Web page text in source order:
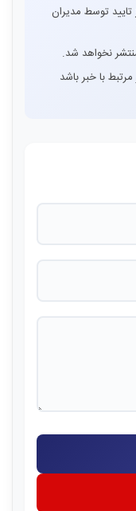
توسط مدیران
نخواهد شد.
با خبر باشد